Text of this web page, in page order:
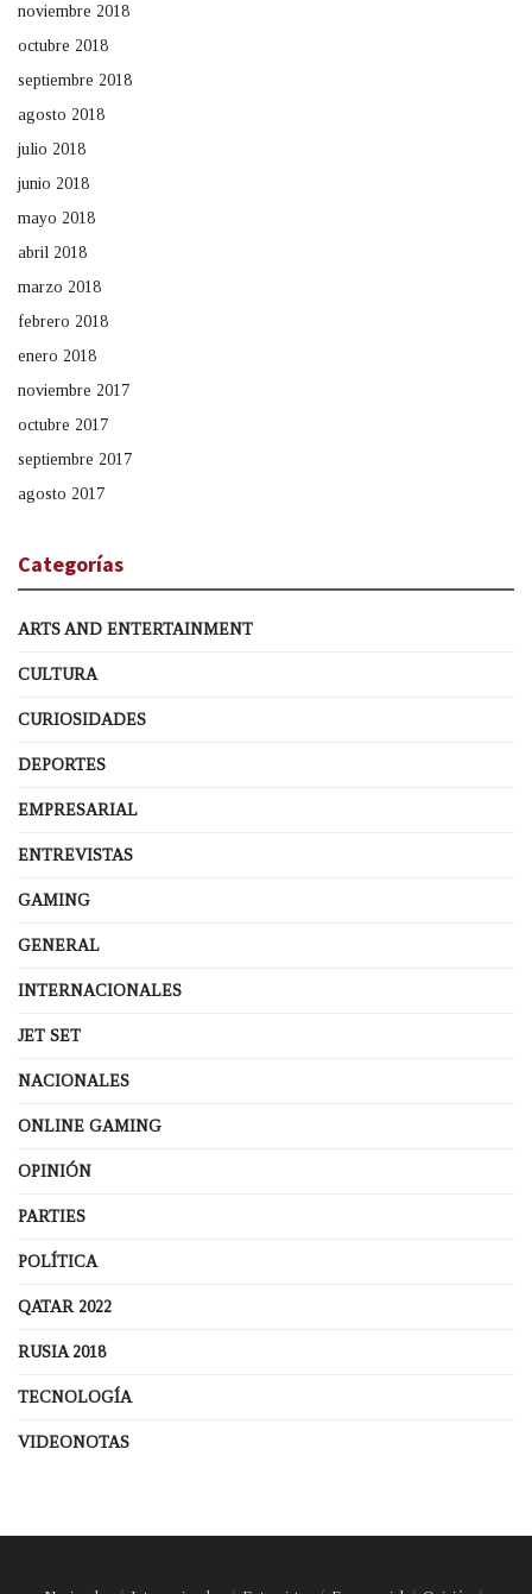
noviembre 2018
octubre 2018
septiembre 2018
agosto 2018
julio 2018
junio 2018
mayo 2018
abril 2018
marzo 2018
febrero 2018
enero 2018
noviembre 2017
octubre 2017
septiembre 2017
agosto 2017
Categorías
ARTS AND ENTERTAINMENT
CULTURA
CURIOSIDADES
DEPORTES
EMPRESARIAL
ENTREVISTAS
GAMING
GENERAL
INTERNACIONALES
JET SET
NACIONALES
ONLINE GAMING
OPINIÓN
PARTIES
POLÍTICA
QATAR 2022
RUSIA 2018
TECNOLOGÍA
VIDEONOTAS